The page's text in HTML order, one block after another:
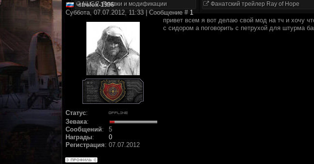
NLC 7. Правки и модификации
Фанатский трейлер Ray of Hope
strelok-1996
Суббота, 07.07.2012, 11:33 | Сообщение #1
Статус:
Зевака:
Сообщений:
5
Награды:
0
Регистрация: 07.07.2012
привет всем я вот делаю свой мод на тч и хочу
с сидором а поговорить с петрухой для штурма